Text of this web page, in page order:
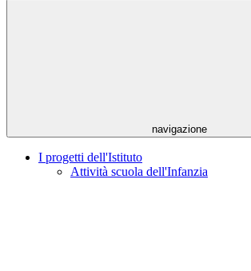
navigazione
I progetti dell'Istituto
Attività scuola dell'Infanzia